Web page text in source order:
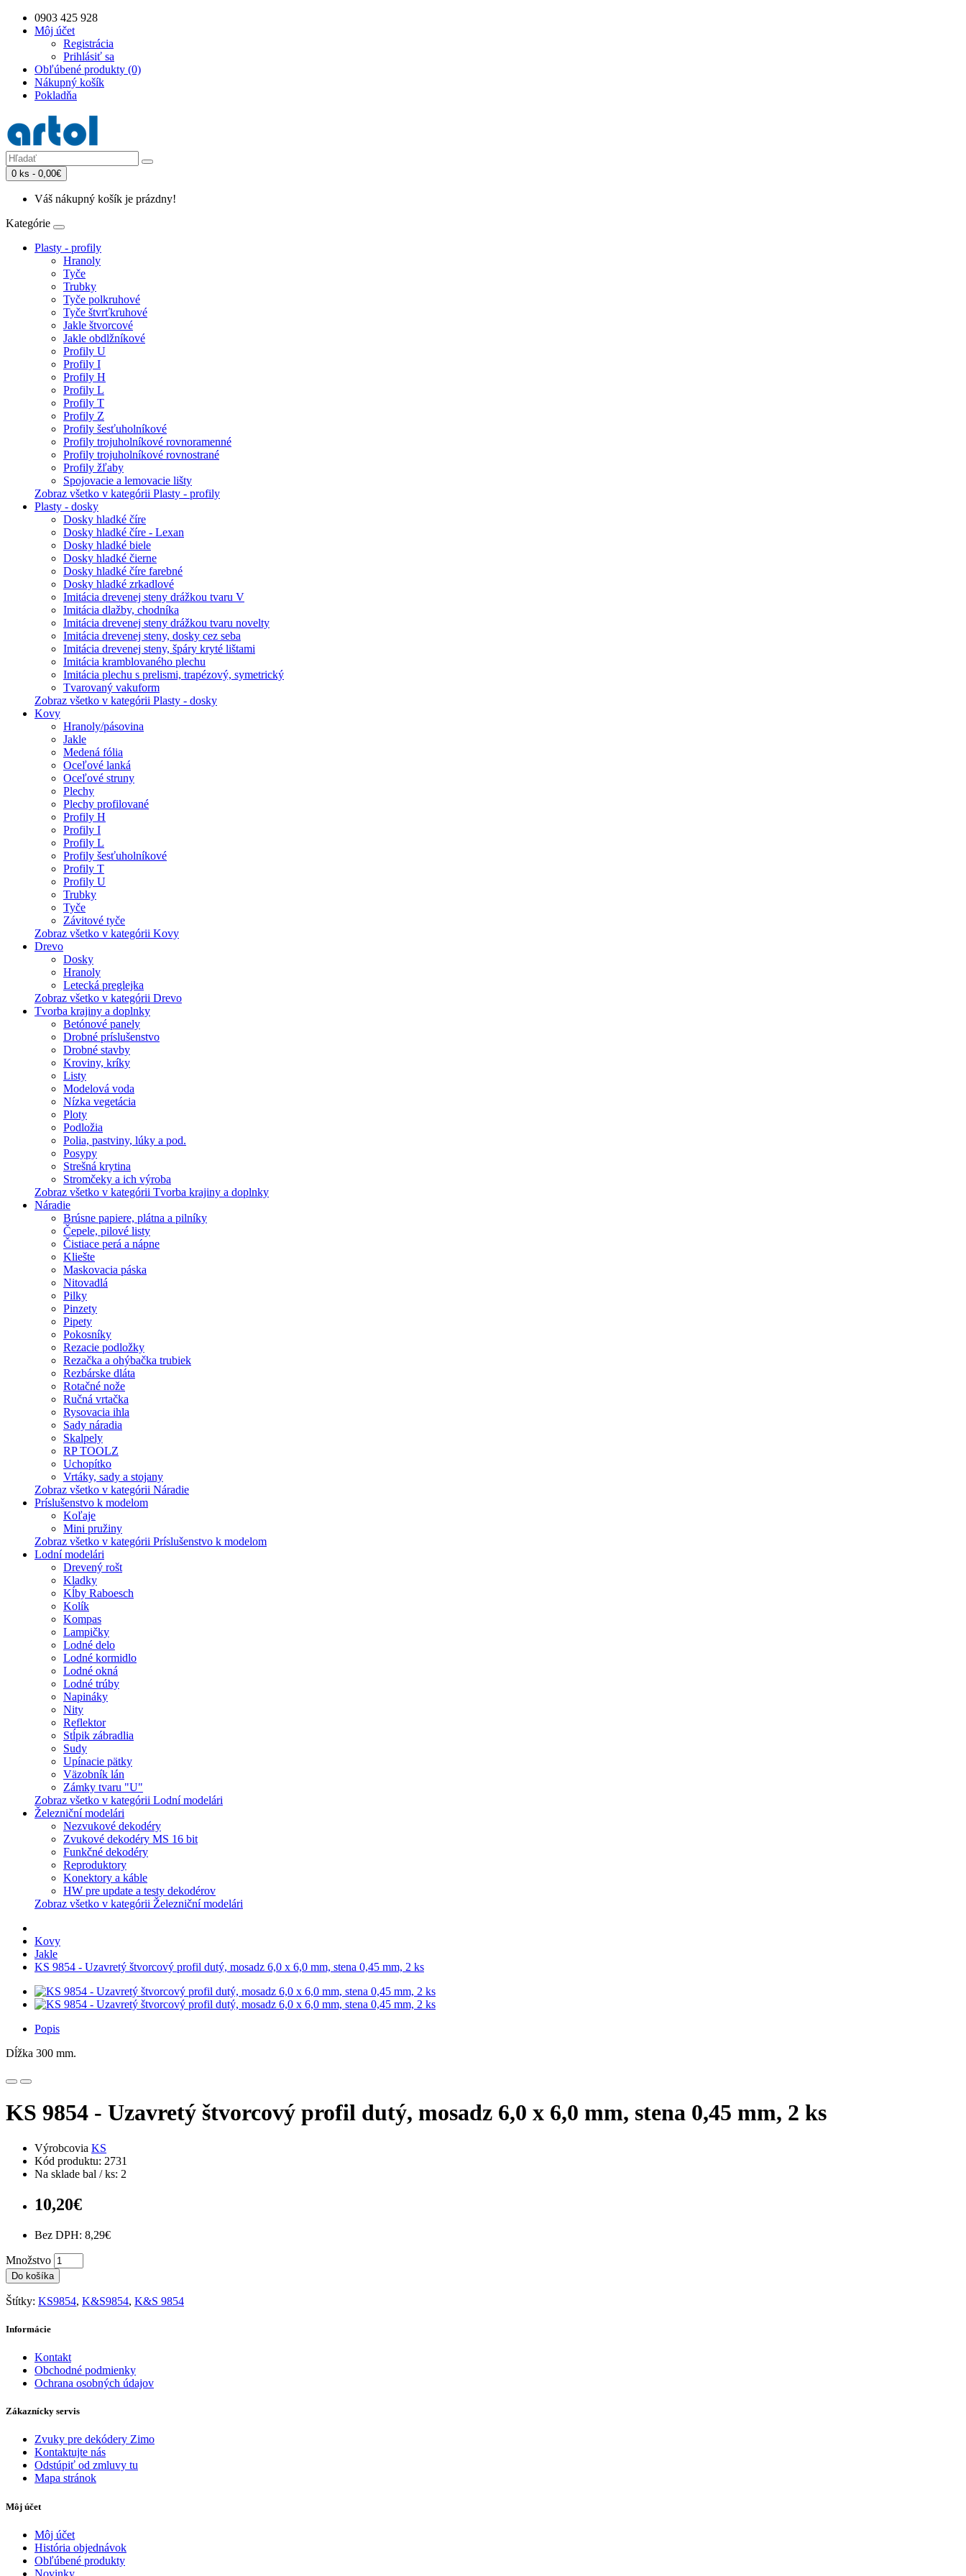
0903 425 928
Môj účet
Registrácia
Prihlásiť sa
Obľúbené produkty (0)
Nákupný košík
Pokladňa
0 ks - 0,00€
Váš nákupný košík je prázdny!
Kategórie
Plasty - profily
Hranoly
Tyče
Trubky
Tyče polkruhové
Tyče štvrťkruhové
Jakle štvorcové
Jakle obdlžníkové
Profily U
Profily I
Profily H
Profily L
Profily T
Profily Z
Profily šesťuholníkové
Profily trojuholníkové rovnoramenné
Profily trojuholníkové rovnostrané
Profily žľaby
Spojovacie a lemovacie lišty
Zobraz všetko v kategórii Plasty - profily
Plasty - dosky
Dosky hladké číre
Dosky hladké číre - Lexan
Dosky hladké biele
Dosky hladké čierne
Dosky hladké číre farebné
Dosky hladké zrkadlové
Imitácia drevenej steny drážkou tvaru V
Imitácia dlažby, chodníka
Imitácia drevenej steny drážkou tvaru novelty
Imitácia drevenej steny, dosky cez seba
Imitácia drevenej steny, špáry kryté lištami
Imitácia kramblovaného plechu
Imitácia plechu s prelismi, trapézový, symetrický
Tvarovaný vakuform
Zobraz všetko v kategórii Plasty - dosky
Kovy
Hranoly/pásovina
Jakle
Medená fólia
Oceľové lanká
Oceľové struny
Plechy
Plechy profilované
Profily H
Profily I
Profily L
Profily šesťuholníkové
Profily T
Profily U
Trubky
Tyče
Závitové tyče
Zobraz všetko v kategórii Kovy
Drevo
Dosky
Hranoly
Letecká preglejka
Zobraz všetko v kategórii Drevo
Tvorba krajiny a doplnky
Betónové panely
Drobné príslušenstvo
Drobné stavby
Kroviny, kríky
Listy
Modelová voda
Nízka vegetácia
Ploty
Podložia
Polia, pastviny, lúky a pod.
Posypy
Strešná krytina
Stromčeky a ich výroba
Zobraz všetko v kategórii Tvorba krajiny a doplnky
Náradie
Brúsne papiere, plátna a pilníky
Čepele, pilové listy
Čistiace perá a nápne
Kliešte
Maskovacia páska
Nitovadlá
Pilky
Pinzety
Pipety
Pokosníky
Rezacie podložky
Rezačka a ohýbačka trubiek
Rezbárske dláta
Rotačné nože
Ručná vrtačka
Rysovacia ihla
Sady náradia
Skalpely
RP TOOLZ
Uchopítko
Vrtáky, sady a stojany
Zobraz všetko v kategórii Náradie
Príslušenstvo k modelom
Koľaje
Mini pružiny
Zobraz všetko v kategórii Príslušenstvo k modelom
Lodní modelári
Drevený rošt
Kladky
Kĺby Raboesch
Kolík
Kompas
Lampičky
Lodné delo
Lodné kormidlo
Lodné okná
Lodné trúby
Napináky
Nity
Reflektor
Stĺpik zábradlia
Sudy
Upínacie pätky
Väzobník lán
Zámky tvaru "U"
Zobraz všetko v kategórii Lodní modelári
Železniční modelári
Nezvukové dekodéry
Zvukové dekodéry MS 16 bit
Funkčné dekodéry
Reproduktory
Konektory a káble
HW pre update a testy dekodérov
Zobraz všetko v kategórii Železniční modelári
Kovy
Jakle
KS 9854 - Uzavretý štvorcový profil dutý, mosadz 6,0 x 6,0 mm, stena 0,45 mm, 2 ks
Popis
Dĺžka 300 mm.
KS 9854 - Uzavretý štvorcový profil dutý, mosadz 6,0 x 6,0 mm, stena 0,45 mm, 2 ks
Výrobcovia KS
Kód produktu: 2731
Na sklade bal / ks: 2
10,20€
Bez DPH: 8,29€
Množstvo
Do košíka
Štítky: KS9854, K&S9854, K&S 9854
Informácie
Kontakt
Obchodné podmienky
Ochrana osobných údajov
Zákaznícky servis
Zvuky pre dekódery Zimo
Kontaktujte nás
Odstúpiť od zmluvy tu
Mapa stránok
Môj účet
Môj účet
História objednávok
Obľúbené produkty
Novinky